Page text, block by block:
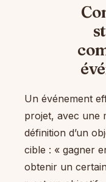
Un événement
projet, avec une
définition d’un
cible : « gagner
obtenir un